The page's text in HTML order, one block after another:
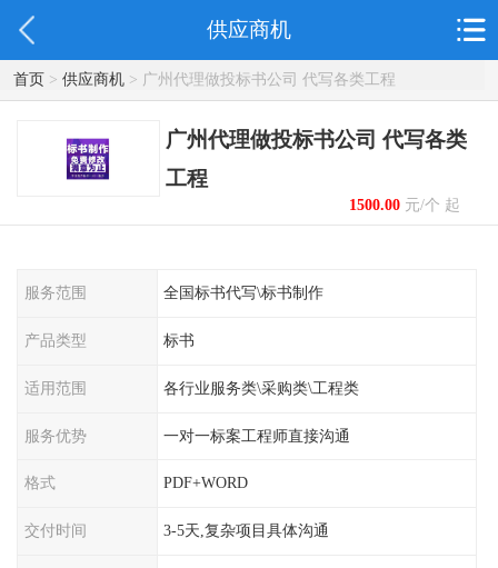
供应商机
首页> 供应商机> 广州代理做投标书公司 代写各类工程
广州代理做投标书公司 代写各类
工程
1500.00元/个 起
服务范围 全国标书代写\标书制作
产品类型 标书
适用范围 各行业服务类\采购类\工程类
服务优势 一对一标案工程师直接沟通
格式 PDF+WORD
交付时间 3-5天,复杂项目具体沟通